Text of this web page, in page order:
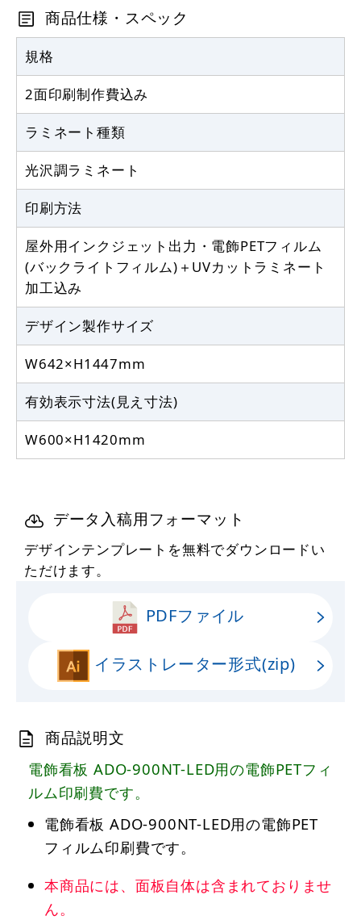
商品仕様・スペック
規格
2面印刷制作費込み
ラミネート種類
光沢調ラミネート
印刷方法
屋外用インクジェット出力・電飾PETフィルム
(バックライトフィルム)＋UVカットラミネート
加工込み
デザイン製作サイズ
W642×H1447mm
有効表示寸法(見え寸法)
W600×H1420mm
データ入稿用フォーマット
デザインテンプレートを無料でダウンロードい
ただけます。
PDFファイル
イラストレーター形式(zip)
商品説明文
電飾看板 ADO-900NT-LED用の電飾PETフィ
ルム印刷費です。
電飾看板 ADO-900NT-LED用の電飾PET
フィルム印刷費です。
本商品には、面板自体は含まれておりませ
ん。